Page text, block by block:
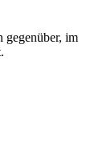
gegenüber, im